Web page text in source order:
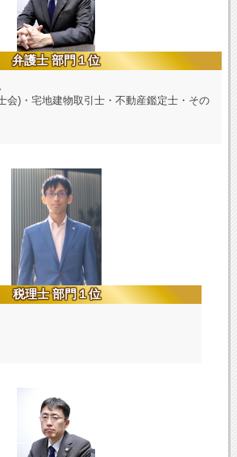
弁護士 部門１位
会)・宅地建物取引士・不動産鑑定士・その
税理士 部門１位